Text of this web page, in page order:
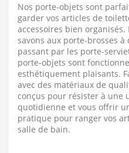
Nos porte-objets sont
garder vos articles de
accessoires bien organisés.
savons aux porte-brosses à
passant par les porte-
porte-objets sont
esthétiquement plaisants.
avec des matériaux de
conçus pour résister à une
quotidienne et vous offrir
pratique pour ranger vos
salle de bain.